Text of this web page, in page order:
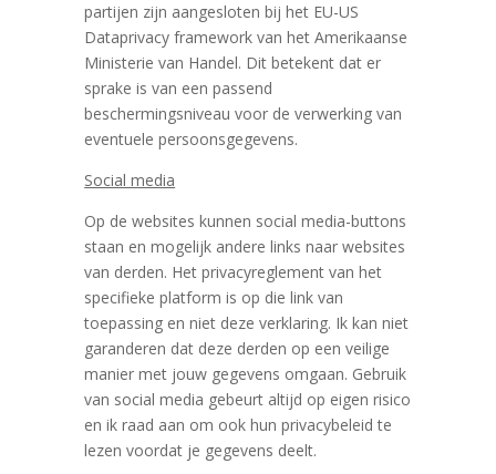
partijen zijn aangesloten bij het EU-US
Dataprivacy framework van het Amerikaanse
Ministerie van Handel. Dit betekent dat er
sprake is van een passend
beschermingsniveau voor de verwerking van
eventuele persoonsgegevens.
Social media
Op de websites kunnen social media-buttons
staan en mogelijk andere links naar websites
van derden. Het privacyreglement van het
specifieke platform is op die link van
toepassing en niet deze verklaring. Ik kan niet
garanderen dat deze derden op een veilige
manier met jouw gegevens omgaan. Gebruik
van social media gebeurt altijd op eigen risico
en ik raad aan om ook hun privacybeleid te
lezen voordat je gegevens deelt.